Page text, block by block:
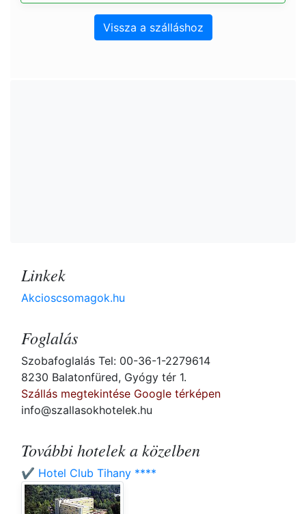
Vissza a szálláshoz
Linkek
Akcioscsomagok.hu
Foglalás
Szobafoglalás Tel: 00-36-1-2279614
8230 Balatonfüred, Gyógy tér 1.
Szállás megtekintése Google térképen
info@szallasokhotelek.hu
További hotelek a közelben
✔️ Hotel Club Tihany ****